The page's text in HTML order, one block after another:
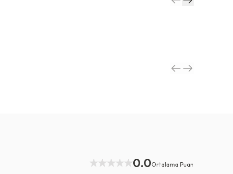
0.0Ortalama Puan